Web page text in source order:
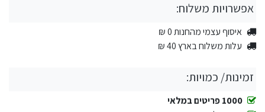
אפשרויות משלוח:
איסוף עצמי מהחנות 0 ₪
עלות משלוח בארץ 40 ₪
זמינות/ כמויות:
1000 פריטים במלאי